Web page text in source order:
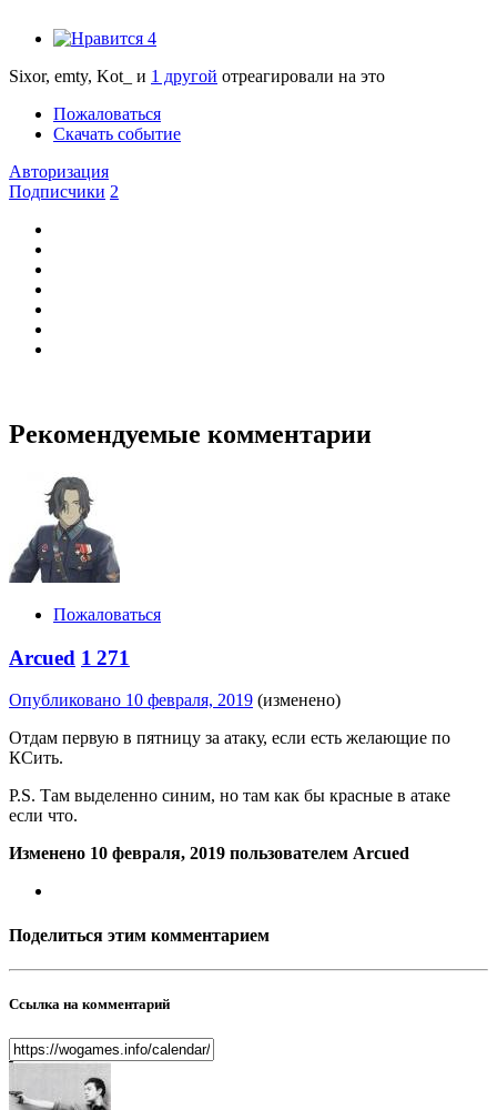
4
Sixor, emty, Kot_ и 1 другой отреагировали на это
Пожаловаться
Скачать событие
Авторизация
Подписчики 2
Рекомендуемые комментарии
Пожаловаться
Arcued 1 271
Опубликовано 10 февраля, 2019 (изменено)
Отдам первую в пятницу за атаку, если есть желающие по
КСить.
P.S. Там выделенно синим, но там как бы красные в атаке
если что.
Изменено 10 февраля, 2019 пользователем Arcued
Поделиться этим комментарием
Ссылка на комментарий